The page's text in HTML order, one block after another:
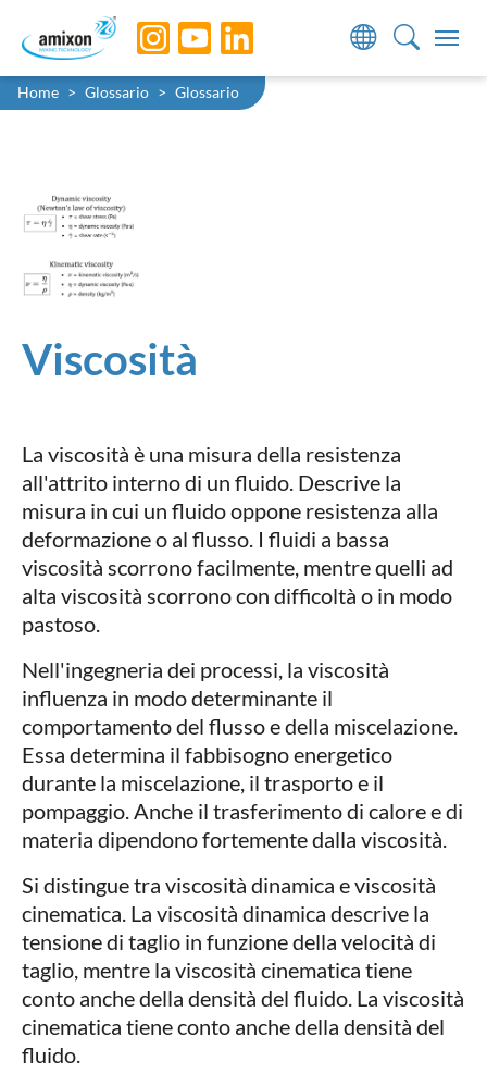
Skip to main navigation
Skip to main content
Skip to page footer
You are here:
Home Glossario Glossario
Viscosità
La viscosità è una misura della resistenza
all'attrito interno di un fluido. Descrive la
misura in cui un fluido oppone resistenza alla
deformazione o al flusso. I fluidi a bassa
viscosità scorrono facilmente, mentre quelli ad
alta viscosità scorrono con difficoltà o in modo
pastoso.
Nell'ingegneria dei processi, la viscosità
influenza in modo determinante il
comportamento del flusso e della miscelazione.
Essa determina il fabbisogno energetico
durante la miscelazione, il trasporto e il
pompaggio. Anche il trasferimento di calore e di
materia dipendono fortemente dalla viscosità.
Si distingue tra viscosità dinamica e viscosità
cinematica. La viscosità dinamica descrive la
tensione di taglio in funzione della velocità di
taglio, mentre la viscosità cinematica tiene
conto anche della densità del fluido. La viscosità
cinematica tiene conto anche della densità del
fluido.